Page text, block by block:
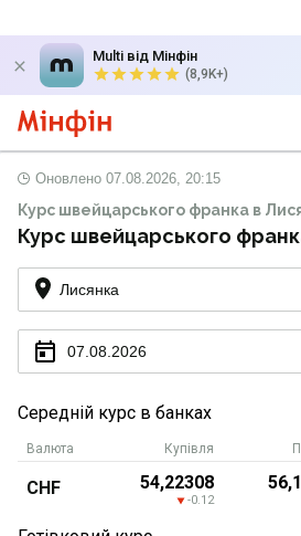
Multi від Мінфін
(8,9K+)
Оновлено 07.08.2026, 20:15
Курс швейцарського франка в
Курс швейцарського
Лисянка
07.08.2026
Середній курс в банках
Валюта Купівля
CHF 54,22308
-0.12